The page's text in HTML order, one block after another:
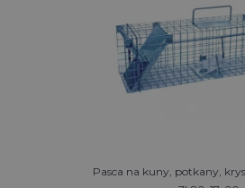
Pasca na kuny, potkany,